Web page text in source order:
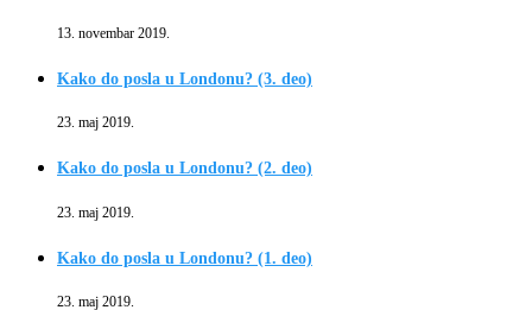
13. novembar 2019.
Kako do posla u Londonu? (3. deo)
23. maj 2019.
Kako do posla u Londonu? (2. deo)
23. maj 2019.
Kako do posla u Londonu? (1. deo)
23. maj 2019.